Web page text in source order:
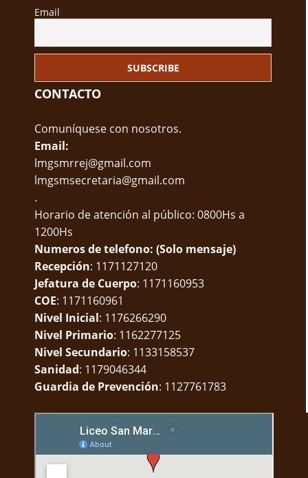
Email
CONTACTO
Comuníquese con nosotros.
Email:
lmgsmrrej@gmail.com
lmgsmsecretaria@gmail.com
.
Horario de atención al público: 0800Hs a
1200Hs
Numeros de telefono: (Solo mensaje)
Recepción: 1171127120
Jefatura de Cuerpo: 1171160953
COE: 1171160961
Nivel Inicial: 1176266290
Nivel Primario: 1162277125
Nivel Secundario: 1133158537
Sanidad: 1179046344
Guardia de Prevención: 1127761783